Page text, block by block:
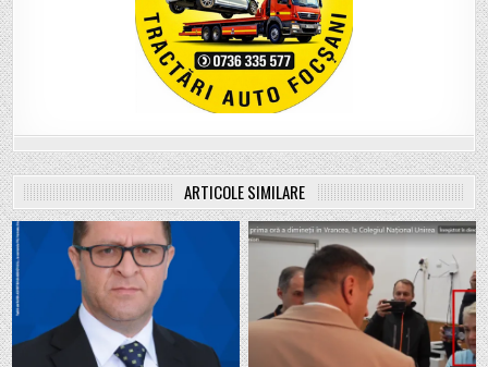
ARTICOLE SIMILARE